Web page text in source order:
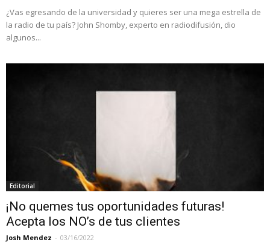
¿Vas egresando de la universidad y quieres ser una mega estrella de
la radio de tu país? John Shomby, experto en radiodifusión, dio
algunos...
Editorial
¡No quemes tus oportunidades futuras!
Acepta los NO’s de tus clientes
Josh Mendez - 03/16/2022